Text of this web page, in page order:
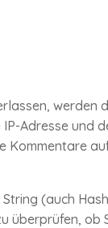
werden
Adresse und
Kommentare
(auch
überprüfen, ob